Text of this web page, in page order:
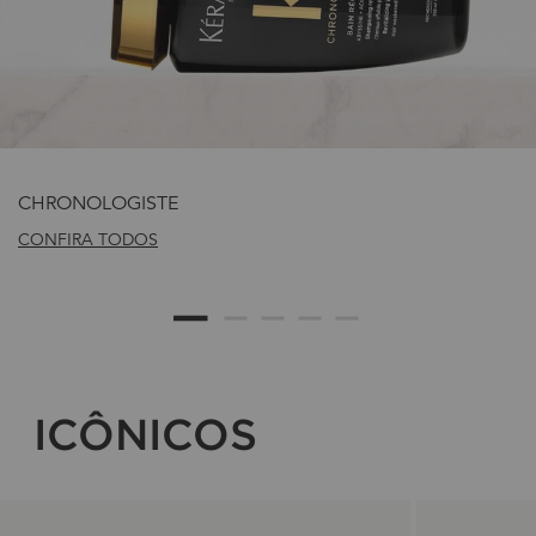
CHRONOLOGISTE
CONFIRA TODOS
ICÔNICOS